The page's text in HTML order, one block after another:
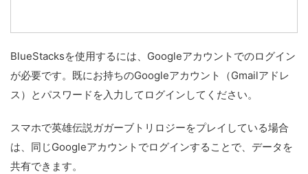
BlueStacksを使用するには、Googleアカウントでのログイン
が必要です。既にお持ちのGoogleアカウント（Gmailアドレ
ス）とパスワードを入力してログインしてください。
スマホで英雄伝説ガガーブトリロジーをプレイしている場合
は、同じGoogleアカウントでログインすることで、データを
共有できます。